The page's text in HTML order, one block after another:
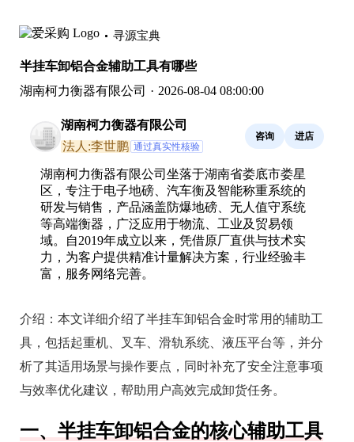
寻源宝典
半挂车卸铝合金辅助工具有哪些
湖南柯力衡器有限公司 · 2026-08-04 08:00:00
湖南柯力衡器有限公司
法人:李世鹏 通过真实性核验
咨询 进店
湖南柯力衡器有限公司坐落于湖南省娄底市娄星
区，专注于电子地磅、汽车衡及智能称重系统的
研发与销售，产品涵盖防爆地磅、无人值守系统
等高端衡器，广泛应用于物流、工业及贸易领
域。自2019年成立以来，凭借原厂直供与技术实
力，为客户提供精准计量解决方案，行业经验丰
富，服务网络完善。
介绍： 本文详细介绍了半挂车卸铝合金时常用的辅助工
具，包括起重机、叉车、滑轨系统、液压平台等，并分
析了其适用场景与操作要点，同时补充了安全注意事项
与效率优化建议，帮助用户高效完成卸货任务。
一、半挂车卸铝合金的核心辅助工具